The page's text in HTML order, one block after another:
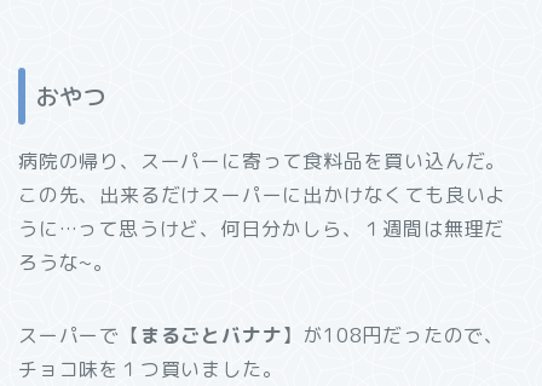
おやつ
病院の帰り、スーパーに寄って食料品を買い込んだ。
この先、出来るだけスーパーに出かけなくても良いよ
うに…って思うけど、何日分かしら、１週間は無理だ
ろうな~。
スーパーで【 まるごとバナナ】が108円だったので、
チョコ味を１つ買いました。